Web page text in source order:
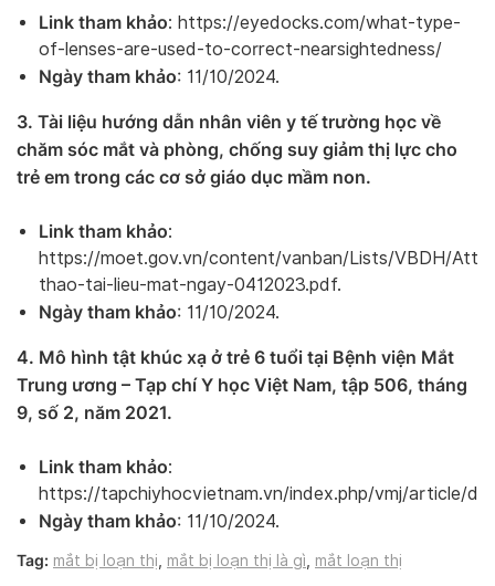
Link tham khảo: https://eyedocks.com/what-type-
of-lenses-are-used-to-correct-nearsightedness/
Ngày tham khảo: 11/10/2024.
3. Tài liệu hướng dẫn nhân viên y tế trường học về
chăm sóc mắt và phòng, chống suy giảm thị lực cho
trẻ em trong các cơ sở giáo dục mầm non.
Link tham khảo:
https://moet.gov.vn/content/vanban/Lists/VBDH/
thao-tai-lieu-mat-ngay-0412023.pdf.
Ngày tham khảo: 11/10/2024.
4. Mô hình tật khúc xạ ở trẻ 6 tuổi tại Bệnh viện Mắt
Trung ương – Tạp chí Y học Việt Nam, tập 506, tháng
9, số 2, năm 2021.
Link tham khảo:
https://tapchiyhocvietnam.vn/index.php/vmj/article/
Ngày tham khảo: 11/10/2024.
Tag: mắt bị loạn thị mắt bị loạn thị là gì mắt loạn thị